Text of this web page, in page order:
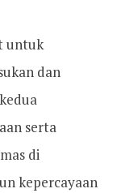
untuk
dan
serta
di
kepercayaan